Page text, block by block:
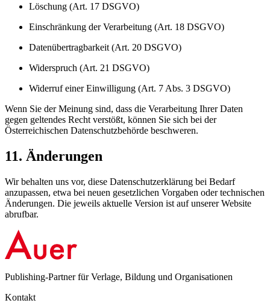
Löschung (Art. 17 DSGVO)
Einschränkung der Verarbeitung (Art. 18 DSGVO)
Datenübertragbarkeit (Art. 20 DSGVO)
Widerspruch (Art. 21 DSGVO)
Widerruf einer Einwilligung (Art. 7 Abs. 3 DSGVO)
Wenn Sie der Meinung sind, dass die Verarbeitung Ihrer Daten
gegen geltendes Recht verstößt, können Sie sich bei der
Österreichischen Datenschutzbehörde beschweren.
11. Änderungen
Wir behalten uns vor, diese Datenschutzerklärung bei Bedarf
anzupassen, etwa bei neuen gesetzlichen Vorgaben oder technischen
Änderungen. Die jeweils aktuelle Version ist auf unserer Website
abrufbar.
Publishing-Partner für Verlage, Bildung und Organisationen
Kontakt